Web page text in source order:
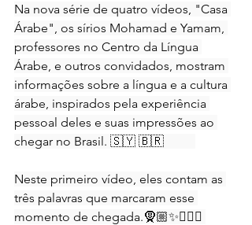
Na nova série de quatro vídeos, "Casa
Árabe", os sírios Mohamad e Yamam,
professores no Centro da Língua
Árabe, e outros convidados, mostram
informações sobre a língua e a cultura
árabe, inspirados pela experiência
pessoal deles e suas impressões ao
chegar no Brasil. 🇸🇾 🇧🇷 ⠀⠀⠀
Neste primeiro vídeo, eles contam as
três palavras que marcaram esse
momento de chegada.🧕🏼✨👳🏽‍♂️